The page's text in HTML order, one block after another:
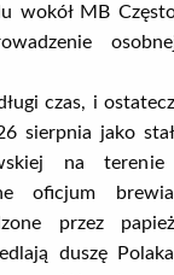
wokół MB
czas, i
sierpnia jako
na
oficjum
przez
duszę